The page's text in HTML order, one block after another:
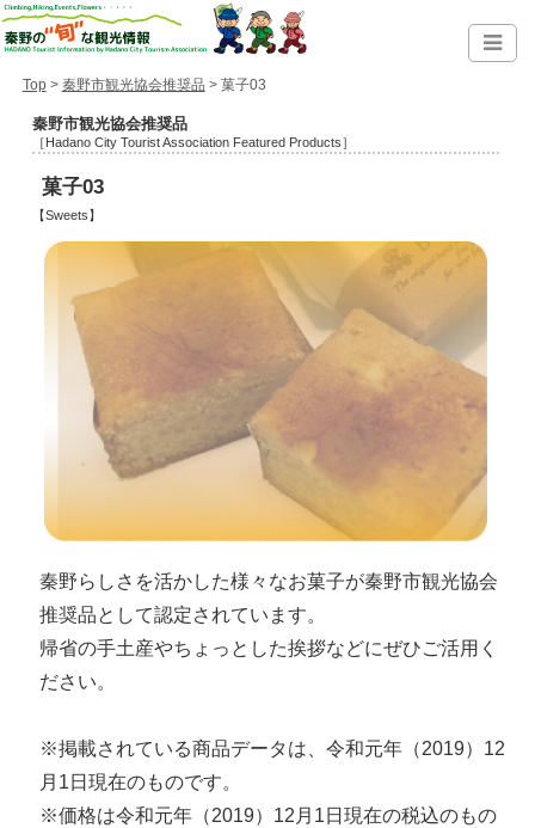
Top> 秦野市観光協会推奨品 > 菓子03
秦野市観光協会推奨品
［Hadano City Tourist Association Featured Products］
菓子03
【Sweets】
秦野らしさを活かした様々なお菓子が秦野市観光協会
推奨品として認定されています。
帰省の手土産やちょっとした挨拶などにぜひご活用く
ださい。
※掲載されている商品データは、令和元年（2019）12
月1日現在のものです。
※価格は令和元年（2019）12月1日現在の税込のもの